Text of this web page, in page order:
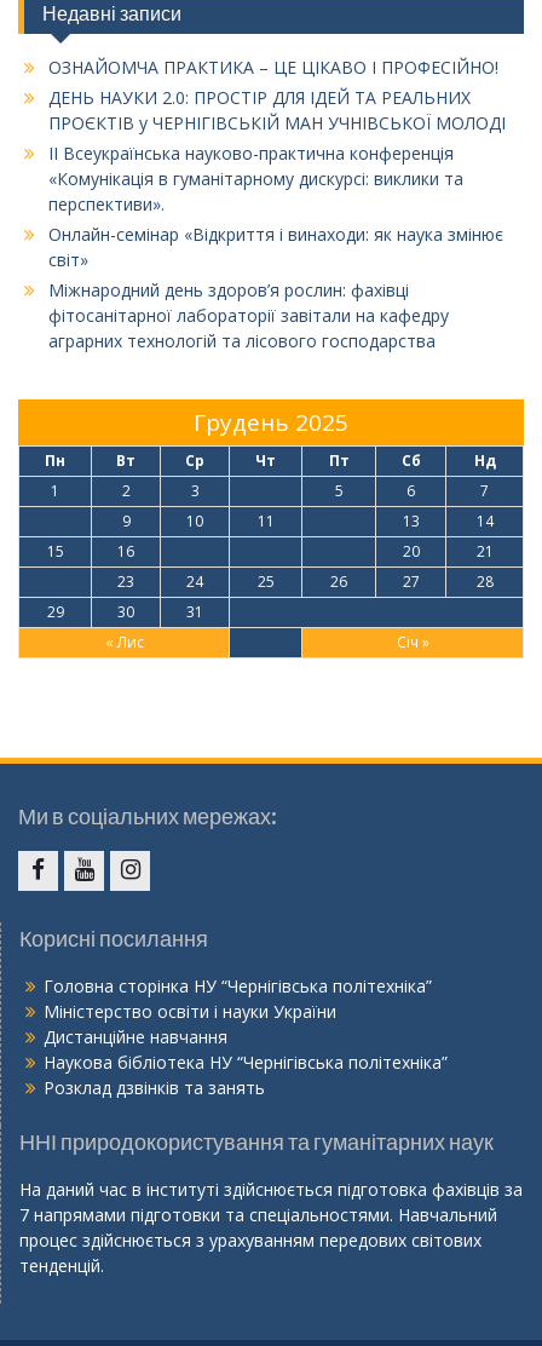
Недавні записи
ОЗНАЙОМЧА ПРАКТИКА – ЦЕ ЦІКАВО І ПРОФЕСІЙНО!
ДЕНЬ НАУКИ 2.0: ПРОСТІР ДЛЯ ІДЕЙ ТА РЕАЛЬНИХ
ПРОЄКТІВ у ЧЕРНІГІВСЬКІЙ МАН УЧНІВСЬКОЇ МОЛОДІ
ІІ Всеукраїнська науково-практична конференція
«Комунікація в гуманітарному дискурсі: виклики та
перспективи».
Онлайн-семінар «Відкриття і винаходи: як наука змінює
світ»
Міжнародний день здоров’я рослин: фахівці
фітосанітарної лабораторії завітали на кафедру
аграрних технологій та лісового господарства
Грудень 2025
Пн Вт Ср Чт Пт Сб Нд
« Лис Січ »
1 2 3 5 6
7
9 10 11 13
14
15
16 20
21
23 24 25 26 27
28
29
30 31
Ми в соціальних мережах:
Корисні посилання
Головна сторінка НУ “Чернігівська політехніка”
Міністерство освіти і науки України
Дистанційне навчання
Наукова бібліотека НУ “Чернігівська політехніка”
Розклад дзвінків та занять
ННІ природокористування та гуманітарних наук
На даний час в інституті здійснюється підготовка фахівців за
7 напрямами підготовки та спеціальностями. Навчальний
процес здійснюється з урахуванням передових світових
тенденцій.